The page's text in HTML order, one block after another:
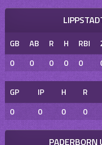
GB AB R H RBI
0
0 0 0 0
GP IP H R
0
0 0 0
PADERBORN